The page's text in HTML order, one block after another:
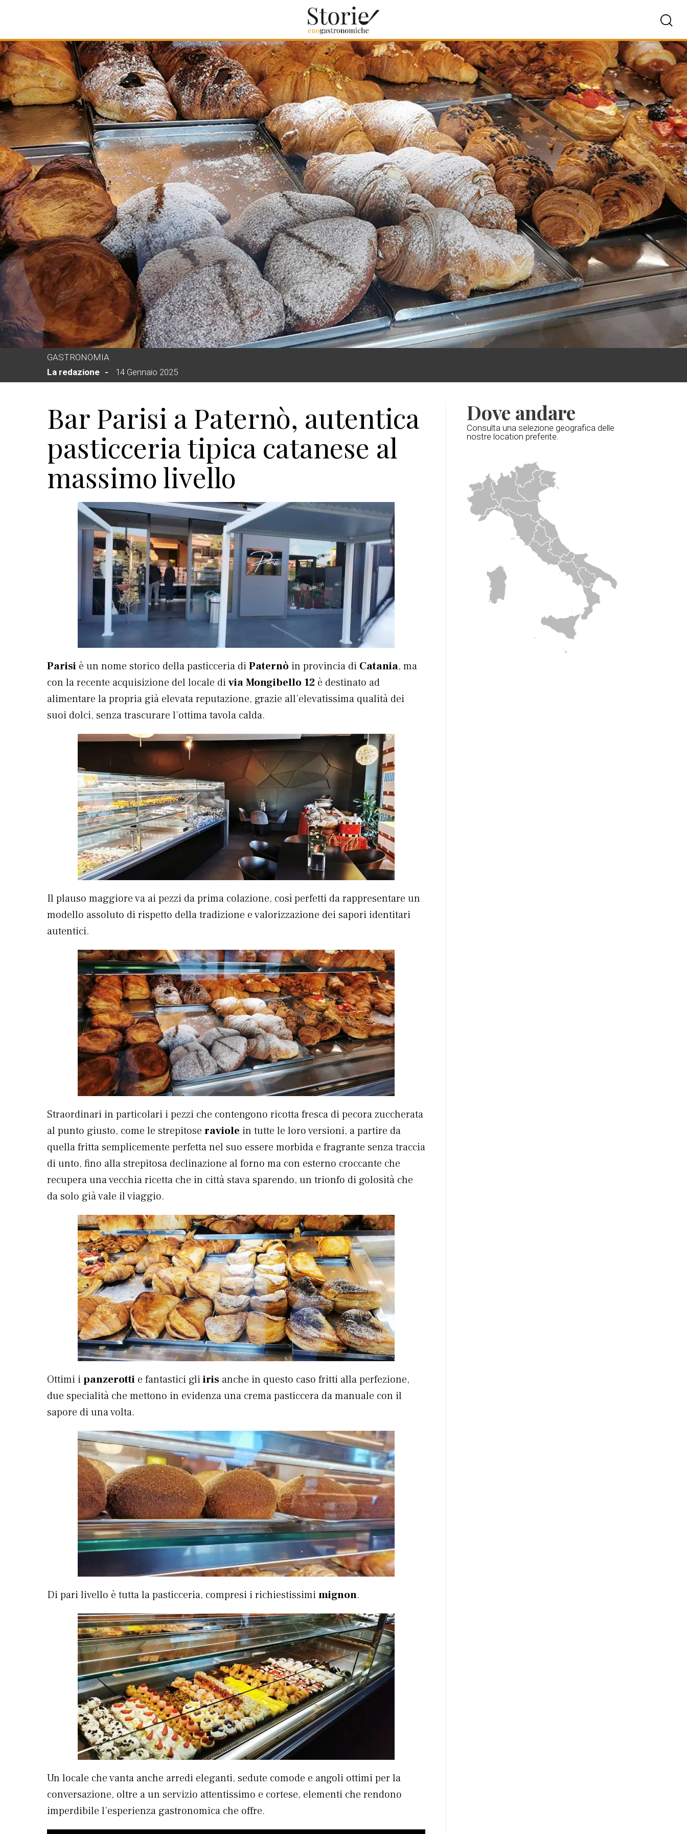
GASTRONOMIA
La redazione
14 Gennaio 2025
Bar Parisi a Paternò, autentica
pasticceria tipica catanese al
massimo livello
Parisi è un nome storico della pasticceria diPaternò in provincia di Catania, ma
con la recente acquisizione del locale divia Mongibello 12 è destinato ad
alimentare la propria già elevata reputazione, grazie all’elevatissima qualità dei
suoi dolci, senza trascurare l’ottima tavola calda.
Il plauso maggiore va ai pezzi da prima colazione, così perfetti da rappresentare un
modello assoluto di rispetto della tradizione e valorizzazione dei sapori identitari
autentici.
Straordinari in particolari i pezzi che contengono ricotta fresca di pecora zuccherata
al punto giusto, come le strepitose raviole in tutte le loro versioni, a partire da
quella fritta semplicemente perfetta nel suo essere morbida e fragrante senza traccia
di unto, fino alla strepitosa declinazione al forno ma con esterno croccante che
recupera una vecchia ricetta che in città stava sparendo, un trionfo di golosità che
da solo già vale il viaggio.
Ottimi ipanzerotti e fantastici gliiris anche in questo caso fritti alla perfezione,
due specialità che mettono in evidenza una crema pasticcera da manuale con il
sapore di una volta.
Di pari livello è tutta la pasticceria, compresi i richiestissimimignon.
Un locale che vanta anche arredi eleganti, sedute comode e angoli ottimi per la
conversazione, oltre a un servizio attentissimo e cortese, elementi che rendono
imperdibile l’esperienza gastronomica che offre.
Dove andare
Consulta una selezione geografica delle
nostre location preferite.